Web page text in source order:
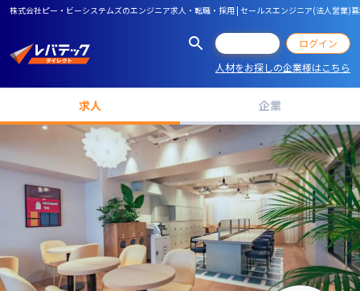
株式会社ピー・ビーシステムズのエンジニア求人・転職・採用 | セールスエンジニア(法人営業)
ログイン
人材をお探しの企業様はこちら
求人 企業